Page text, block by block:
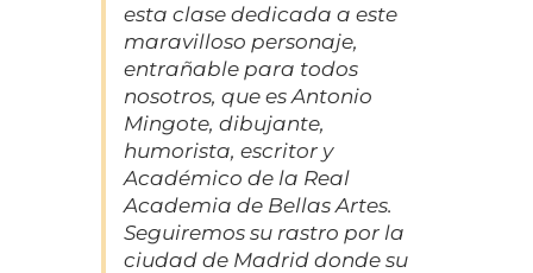
esta clase dedicada a este
maravilloso personaje,
entrañable para todos
nosotros, que es Antonio
Mingote, dibujante,
humorista, escritor y
Académico de la Real
Academia de Bellas Artes.
Seguiremos su rastro por la
ciudad de Madrid donde su